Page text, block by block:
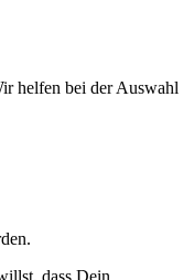
helfen bei der Auswahl
dass Dein